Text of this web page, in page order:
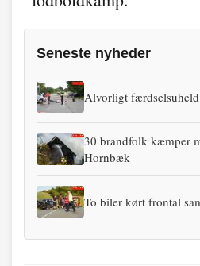
Seneste nyheder
Alvorligt
30 brandfolk kæmper
Hornbæk
To biler kørt frontal